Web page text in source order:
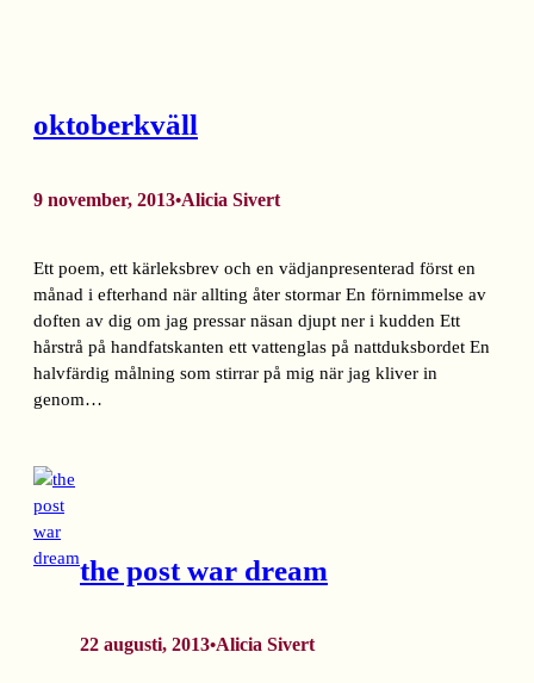
oktoberkväll
9 november, 2013•Alicia Sivert
Ett poem, ett kärleksbrev och en vädjanpresenterad först en
månad i efterhand när allting åter stormar En förnimmelse av
doften av dig om jag pressar näsan djupt ner i kudden Ett
hårstrå på handfatskanten ett vattenglas på nattduksbordet En
halvfärdig målning som stirrar på mig när jag kliver in
genom…
the post war dream
22 augusti, 2013•Alicia Sivert